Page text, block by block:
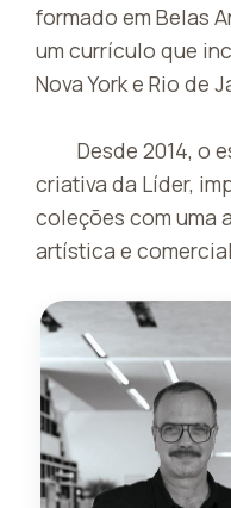
formado em Belas
um currículo que
Nova York e Rio de
Desde 2014, o
criativa da Líder,
coleções com uma
artística e